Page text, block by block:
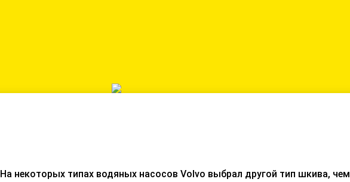
На некоторых типах водяных насосов Volvo выбрал другой тип шкива, чем